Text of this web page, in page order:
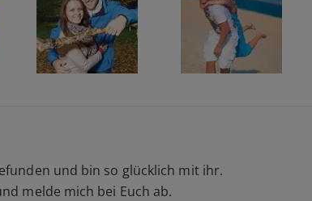
und bin so glücklich mit ihr.
melde mich bei Euch ab.